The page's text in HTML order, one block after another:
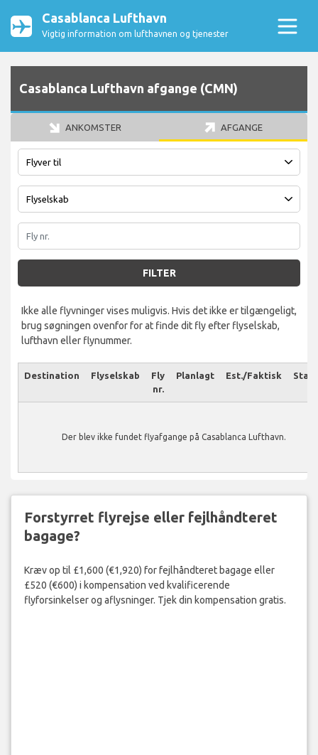
Casablanca Lufthavn
Vigtig information om lufthavnen og tjenester
Casablanca Lufthavn afgange (CMN)
ANKOMSTER AFGANGE
FILTER
Ikke alle flyvninger vises muligvis. Hvis det ikke er tilgængeligt,
brug søgningen ovenfor for at finde dit fly efter flyselskab,
lufthavn eller flynummer.
Destination Flyselskab
Fly
nr.
Planlagt Est./Faktisk
Der blev ikke fundet flyafgange på Casablanca Lufthavn.
Forstyrret flyrejse eller fejlhåndteret
bagage?
Kræv op til £1,600 (€1,920) for fejlhåndteret bagage eller
£520 (€600) i kompensation ved kvalificerende
flyforsinkelser og aflysninger. Tjek din kompensation gratis.